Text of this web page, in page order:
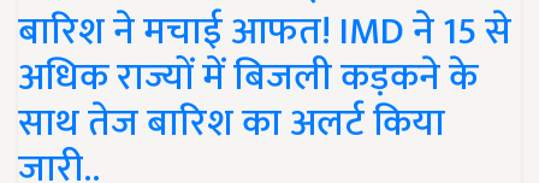
बारिश ने मचाई आफत! IMD ने 15 से
अधिक राज्यों में बिजली कड़कने के
साथ तेज बारिश का अलर्ट किया
जारी..